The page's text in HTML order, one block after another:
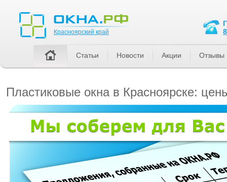
Пластиковые окна в Красноярске:
Красноярский край
Статьи Новости Акции Отзывы